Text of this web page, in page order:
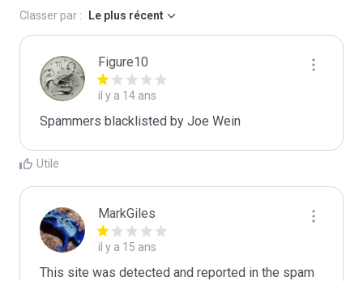
Classer par : Le plus récent
Figure10
il y a 14 ans
Spammers blacklisted by Joe Wein
Utile
MarkGiles
il y a 15 ans
This site was detected and reported in the spam